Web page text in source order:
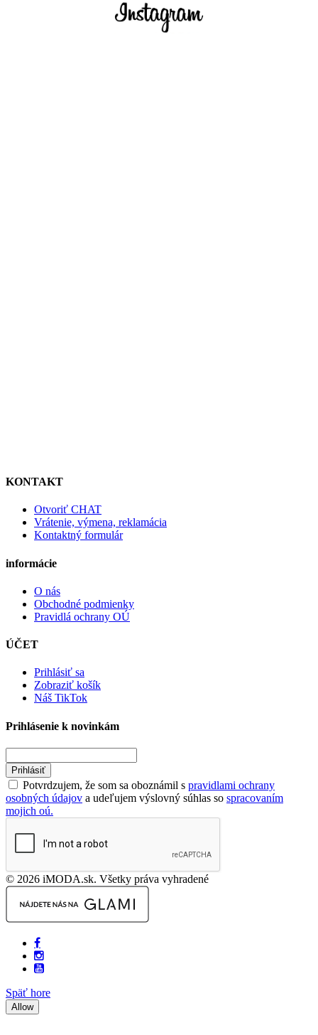
KONTAKT
Otvoriť CHAT
Vrátenie, výmena, reklamácia
Kontaktný formulár
informácie
O nás
Obchodné podmienky
Pravidlá ochrany OÚ
ÚČET
Prihlásiť sa
Zobraziť košík
Náš TikTok
Prihlásenie k novinkám
Prihlásiť
Potvrdzujem, že som sa oboznámil s pravidlami ochrany
osobných údajov a udeľujem výslovný súhlas so spracovaním
mojich oú.
© 2026 iMODA.sk. Všetky práva vyhradené
Späť hore
Allow